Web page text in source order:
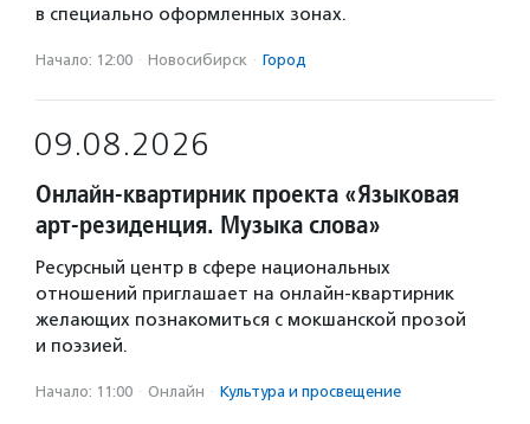
в специально оформленных зонах.
Начало: 12:00 · Новосибирск · Город
09.08.2026
Онлайн-квартирник проекта «Языковая
арт-резиденция. Музыка слова»
Ресурсный центр в сфере национальных
отношений приглашает на онлайн-квартирник
желающих познакомиться с мокшанской прозой
и поэзией.
Начало: 11:00 · Онлайн · Культура и просвещение